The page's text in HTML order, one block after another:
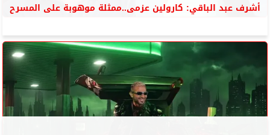
أشرف عبد الباقي: كارولين عزمى..ممثلة موهوبة على المسرح